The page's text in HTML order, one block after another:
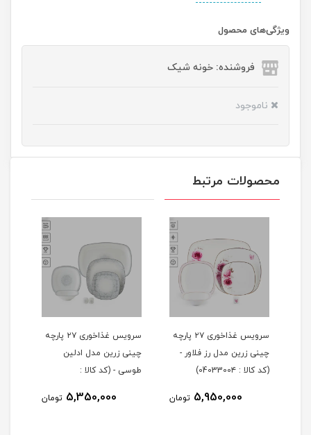
ویژگی‌های محصول
فروشنده: خونه شیک
ناموجود
محصولات مرتبط
سرویس غذاخوری ۲۷ پارچه
چینی زرین مدل رز فلاور -
(کد کالا : 0403300۴)
5,950,000 تومان
سرویس غذاخوری ۲۷ پارچه
چینی زرین مدل ادلین
طوسی - (کد کالا :
5,350,000 تومان